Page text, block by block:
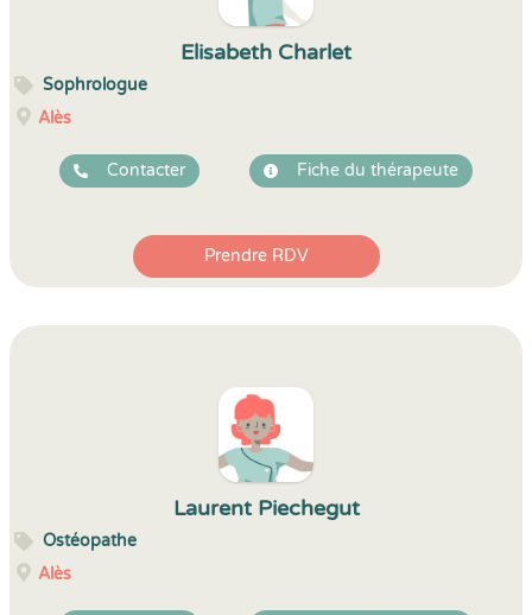
Elisabeth Charlet
Sophrologue
Alès
Contacter Fiche du thérapeute
Prendre RDV
Laurent Piechegut
Ostéopathe
Alès